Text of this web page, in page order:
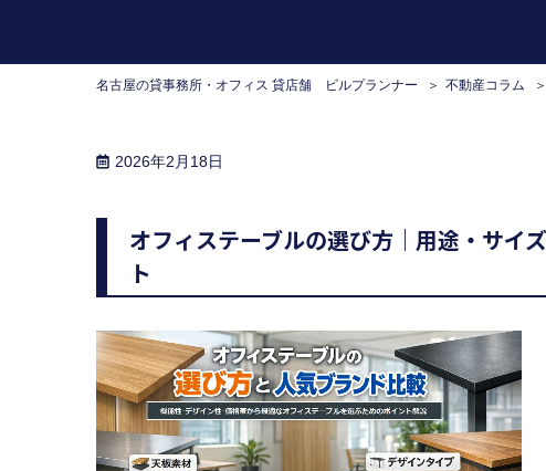
名古屋の貸事務所・オフィス 貸店舗 ビルプランナー 不動産コラム
2026年2月18日
オフィステーブルの選び方｜用途・サイ
ト